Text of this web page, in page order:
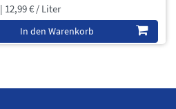
| 12,99 € / Liter
In den Warenkorb